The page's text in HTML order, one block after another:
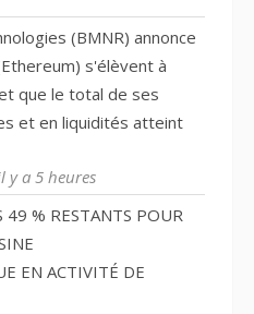
(BMNR) annonce
s'élèvent à
que le total de ses
et en liquidités atteint
y a 5 heures
49 % RESTANTS POUR
EN ACTIVITÉ DE